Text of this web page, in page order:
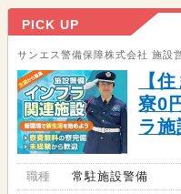
PICK UP
サンエス警備保障株式会社 施設
【
寮0
ラ施
職種 常駐施設警備